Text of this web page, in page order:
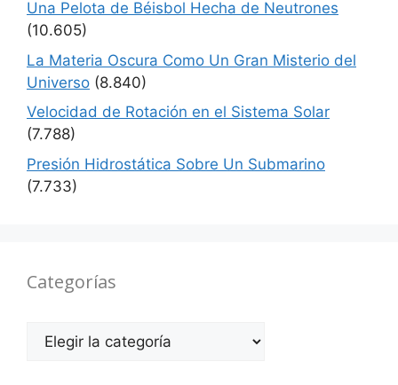
Una Pelota de Béisbol Hecha de Neutrones
(10.605)
La Materia Oscura Como Un Gran Misterio del
Universo (8.840)
Velocidad de Rotación en el Sistema Solar
(7.788)
Presión Hidrostática Sobre Un Submarino
(7.733)
Categorías
Categorías